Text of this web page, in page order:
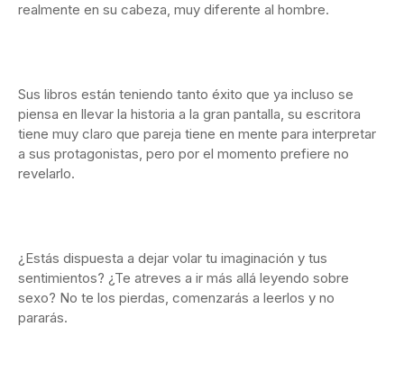
realmente en su cabeza, muy diferente al hombre.
Sus libros están teniendo tanto éxito que ya incluso se
piensa en llevar la historia a la gran pantalla, su escritora
tiene muy claro que pareja tiene en mente para interpretar
a sus protagonistas, pero por el momento prefiere no
revelarlo.
¿Estás dispuesta a dejar volar tu imaginación y tus
sentimientos? ¿Te atreves a ir más allá leyendo sobre
sexo? No te los pierdas, comenzarás a leerlos y no
pararás.